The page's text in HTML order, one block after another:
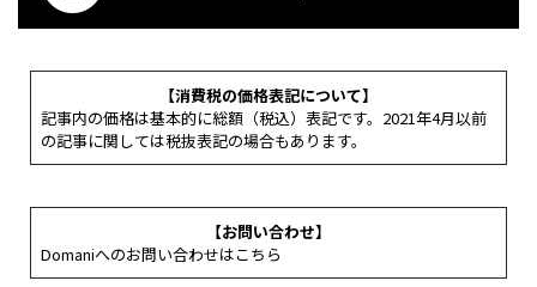
【消費税の価格表記について】
記事内の価格は基本的に総額（税込）表記です。2021年4月以前
の記事に関しては税抜表記の場合もあります。
【お問い合わせ】
Domaniへのお問い合わせはこちら